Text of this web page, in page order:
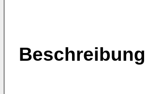
Beschreibung